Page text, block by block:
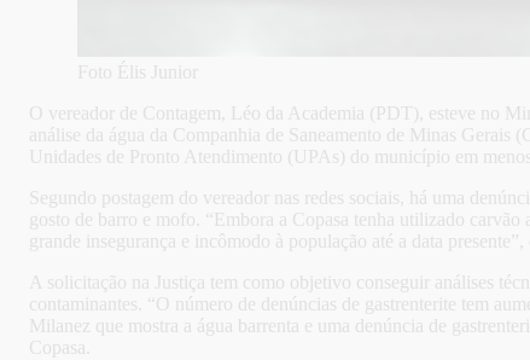
Foto Élis Junior
O vereador de Contagem, Léo da Academia (PDT), esteve no
análise da água da Companhia de Saneamento de Minas
Unidades de Pronto Atendimento (UPAs) do município em
Segundo postagem do vereador nas redes sociais, há uma
gosto de barro e mofo. “Embora a Copasa tenha utilizado carvão
grande insegurança e incômodo à população até a data presente”,
A solicitação na Justiça tem como objetivo conseguir análises
contaminantes. “O número de denúncias de gastrenterite tem
Milanez que mostra a água barrenta e uma denúncia de
Copasa.